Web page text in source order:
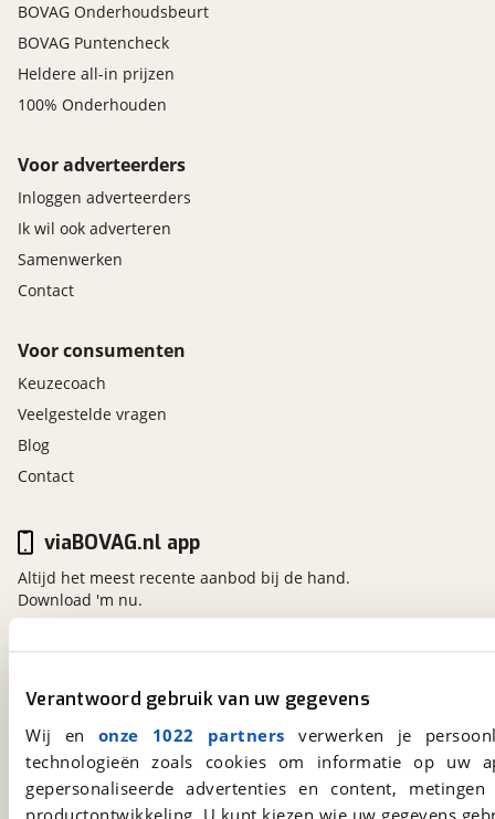
Verantwoord gebruik van uw gegevens
Wij en onze 1022 partners verwerken je
technologieën zoals cookies om informatie op
gepersonaliseerde advertenties en content,
productontwikkeling. U kunt kiezen wie uw gegevens
BOVAG Onderhoudsbeurt
BOVAG Puntencheck
Heldere all-in prijzen
100% Onderhouden
Voor adverteerders
Inloggen adverteerders
Ik wil ook adverteren
Samenwerken
Contact
Voor consumenten
Keuzecoach
Veelgestelde vragen
Blog
Contact
viaBOVAG.nl
Kosterijland
3981 AJ
Bunnik
Een initiatief van
BOVAG
viaBOVAG.nl app
Altijd het meest recente aanbod bij de hand.
Download 'm nu.